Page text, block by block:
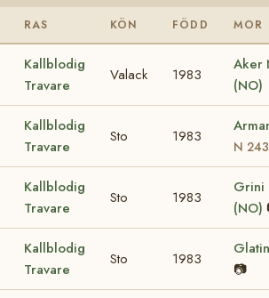
RAS KÖN FÖDD MOR
Kallblodig
Travare
Valack 1983
Aker
(NO)
Kallblodig
Travare
Sto 1983
N
Kallblodig
Travare
Sto 1983
Grini
(NO)
Kallblodig
Travare
Sto 1983
📷